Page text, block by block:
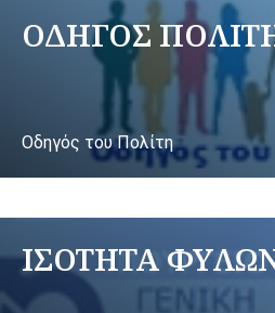
ΟΔΗΓΟΣ
Οδηγός του Πολίτη
ΙΣΟΤΗΤΑ